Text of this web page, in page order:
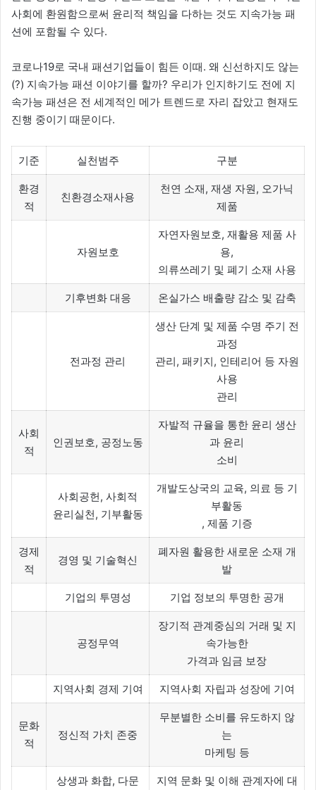
사회에 환원함으로써 윤리적 책임을 다하는 것도 지속가능 패
션에 포함될 수 있다.
코로나19로 국내 패션기업들이 힘든 이때. 왜 신선하지도 않는
(?) 지속가능 패션 이야기를 할까? 우리가 인지하기도 전에 지
속가능 패션은 전 세계적인 메가 트렌드로 자리 잡았고 현재도
진행 중이기 때문이다.
기준 실천범주 구분
환경
적
친환경소재사용
천연 소재, 재생 자원, 오가닉
제품
자원보호
자연자원보호, 재활용 제품 사
용,
의류쓰레기 및 폐기 소재 사용
기후변화 대응 온실가스 배출량 감소 및 감축
전과정 관리
생산 단계 및 제품 수명 주기 전
과정
관리, 패키지, 인테리어 등 자원
사용
관리
사회
적
인권보호, 공정노동
자발적 규율을 통한 윤리 생산
과 윤리
소비
사회공헌, 사회적
윤리실천, 기부활동
개발도상국의 교육, 의료 등 기
부활동
, 제품 기증
경제
적
경영 및 기술혁신
폐자원 활용한 새로운 소재 개
발
기업의 투명성 기업 정보의 투명한 공개
공정무역
장기적 관계중심의 거래 및 지
속가능한
가격과 임금 보장
지역사회 경제 기여 지역사회 자립과 성장에 기여
문화
적
정신적 가치 존중
무분별한 소비를 유도하지 않
는
마케팅 등
상생과 화합, 다문
지역 문화 및 이해 관계자에 대